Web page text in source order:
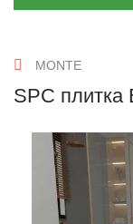
MONTE
SPC